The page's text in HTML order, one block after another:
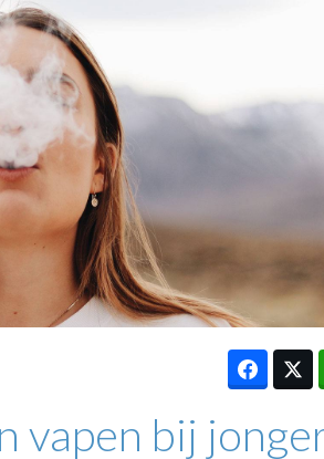
vapen bij